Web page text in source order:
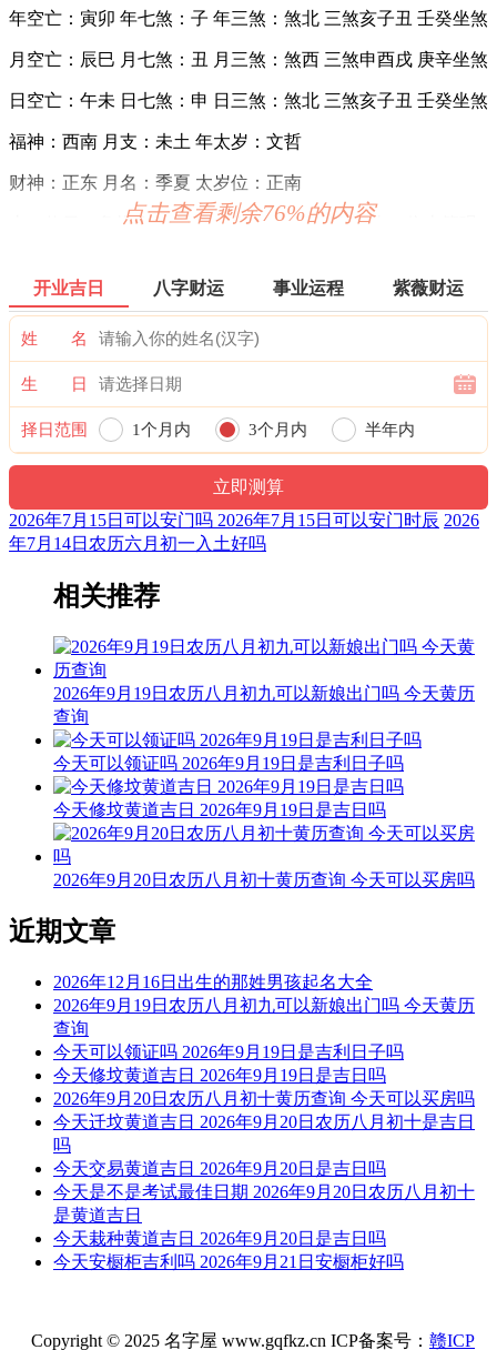
年空亡：寅卯 年七煞：子 年三煞：煞北 三煞亥子丑 壬癸坐煞
月空亡：辰巳 月七煞：丑 月三煞：煞西 三煞申酉戌 庚辛坐煞
日空亡：午未 日七煞：申 日三煞：煞北 三煞亥子丑 壬癸坐煞
福神：西南 月支：未土 年太岁：文哲
财神：正东 月名：季夏 太岁位：正南
十二值日：危执位 — 吉：：俗称“小黄道日”。吉。依古籍观
地、出类拔萃也，故为黄道之日。
诗云：
危日登高及行船，尤恐险惊多不安；修造支柱宜行细，伤着人
结婚联姻用之吉，子孙后代有余钱；安床作灶亦可用，不可动
土与开山。
喜神：西北 月令：乙未 日禄：申命互禄 甲命进禄
六曜：先胜 — 平(上午吉，下午凶)：依古籍观点，寓意上午
赶晚。
六曜，又称孔明六曜星、小六壬，是中国传统历法中的一种注
文。后来传至日本，并于当地流行，而在中国影响日渐式微。
十二值神：金匮 — 吉：俗称“大黄道日”。古籍云：福德星，
月仙星，亦称金柜。利释道用事，阍者女子用事，吉。宜嫁
娶，不宜整戎伍。
阳贵神：正南 月相：既朔月 岁破位：正北
九星：一白太乙水星(吉) 二十八宿：西方参宿参水猿(吉)
易经卦象：离为火 推荐吉时：子，寅，卯，午，未，酉
今天可以开业
根据该日的黄历信息分析可得，2026年7月15日为黄道日，黄
道日即是民间的黄道吉日， 吉日办事可一顺百顺，对事情有
着正向积极的促进作用，因此2026年7月15日可以开业，可以
选择2026年7月15日进行开业的事宜，云玥取名网祝您开业日
顺利。
每日五行穿衣指南
【大吉色】红色、紫色、粉色、橙红
被今天五行生。寓意容易得到贵人的帮助，事事顺心如意。人
缘和异性缘也会变得非常好，对身边的人来说显得格外有魅
力。可以借助五行的影响，充分发挥自己的才能。
与今天五行同。寓意幸运眷顾，做事顺利，有助于合作和谈判
点击查看剩余76%的内容
开业吉日 八字财运 事业运程 紫薇财运
姓 名
生 日
择日范围 1个月内 3个月内 半年内
2026年7月15日可以安门吗 2026年7月15日可以安门时辰 2026
年7月14日农历六月初一入土好吗
相关推荐
2026年9月19日农历八月初九可以新娘出门吗 今天黄历
查询
今天可以领证吗 2026年9月19日是吉利日子吗
今天修坟黄道吉日 2026年9月19日是吉日吗
2026年9月20日农历八月初十黄历查询 今天可以买房吗
近期文章
2026年12月16日出生的那姓男孩起名大全
2026年9月19日农历八月初九可以新娘出门吗 今天黄历
查询
今天可以领证吗 2026年9月19日是吉利日子吗
今天修坟黄道吉日 2026年9月19日是吉日吗
2026年9月20日农历八月初十黄历查询 今天可以买房吗
今天迁坟黄道吉日 2026年9月20日农历八月初十是吉日
吗
今天交易黄道吉日 2026年9月20日是吉日吗
今天是不是考试最佳日期 2026年9月20日农历八月初十
是黄道吉日
今天栽种黄道吉日 2026年9月20日是吉日吗
今天安橱柜吉利吗 2026年9月21日安橱柜好吗
Copyright © 2025 名字屋 www.gqfkz.cn ICP备案号： 赣ICP